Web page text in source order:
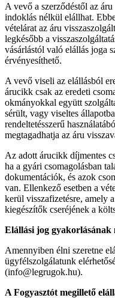
A vevő a szerződéstől az
indoklás nélkül elállhat.
vételárat az áru
legkésőbb a
vásárlástól való elállás joga
érvényesíthető.
A vevő viseli az elállásból
árucikk csak az eredeti
okmányokkal együtt
sérült, vagy viseltes
rendeltetésszerű
megtagadhatja az áru
Az adott árucikk díjmentes
ha a gyári csomagolásban
dokumentációk, és azok
van. Ellenkező esetben a
kerül visszafizetésre, amely
kiegészítők cseréjének a
Elállási jog gyakorlásának
Amennyiben élni szeretne
ügyfélszolgálatunk
(info@legrugok.hu).
A Fogyasztót megillető